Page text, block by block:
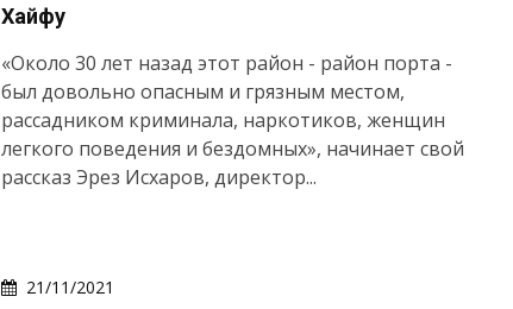
Хайфу
«Около 30 лет назад этот район - район порта -
был довольно опасным и грязным местом,
рассадником криминала, наркотиков, женщин
легкого поведения и бездомных», начинает свой
рассказ Эрез Исхаров, директор...
21/11/2021